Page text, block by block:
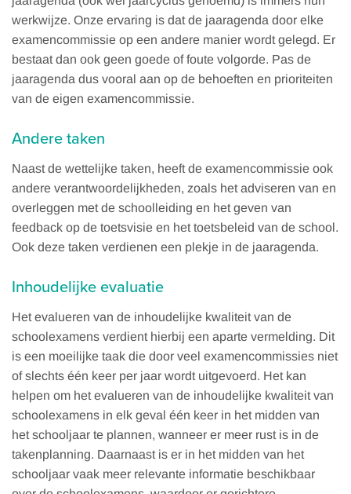
werkwijze. Onze ervaring is dat de jaaragenda door elke
examencommissie op een andere manier wordt gelegd. Er
bestaat dan ook geen goede of foute volgorde. Pas de
jaaragenda dus vooral aan op de behoeften en prioriteiten
van de eigen examencommissie.
Andere taken
Naast de wettelijke taken, heeft de examencommissie ook
andere verantwoordelijkheden, zoals het adviseren van en
overleggen met de schoolleiding en het geven van
feedback op de toetsvisie en het toetsbeleid van de school.
Ook deze taken verdienen een plekje in de jaaragenda.
Inhoudelijke evaluatie
Het evalueren van de inhoudelijke kwaliteit van de
schoolexamens verdient hierbij een aparte vermelding. Dit
is een moeilijke taak die door veel examencommissies niet
of slechts één keer per jaar wordt uitgevoerd. Het kan
helpen om het evalueren van de inhoudelijke kwaliteit van
schoolexamens in elk geval één keer in het midden van
het schooljaar te plannen, wanneer er meer rust is in de
takenplanning. Daarnaast is er in het midden van het
schooljaar vaak meer relevante informatie beschikbaar